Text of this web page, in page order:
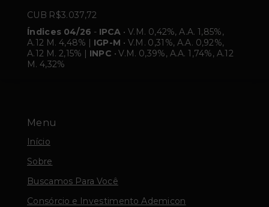
Menu
Início
Sobre
Buscamos Para Você
Consórcio e Investimento Ademicon
CUB R$3.037,72
Índices 04/26 - IPCA • V.M. 0,42%, A.A. 1,85%,
A.12 M. 4,48% | IGP-M • V.M. 0,31%, A.A. 0,92%,
A.12 M. 2,15% | INPC • V.M. 0,39%, A.A. 1,74%, A.12
M. 4,32%